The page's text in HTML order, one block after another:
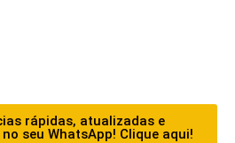
rápidas, atualizadas e
seu WhatsApp! Clique aqui!